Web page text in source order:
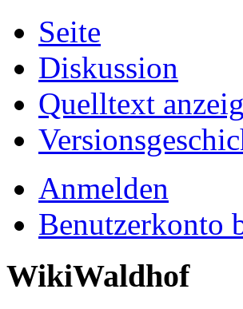
Seite
Diskussion
Quelltext
Anmelden
Benutzerkonto
WikiWaldhof